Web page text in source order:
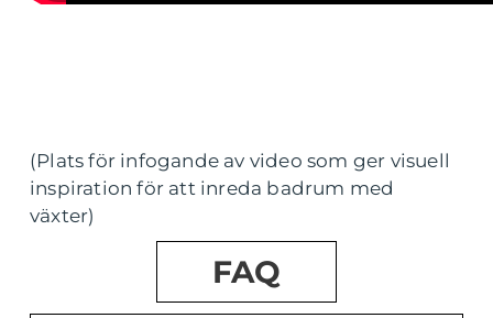
(Plats för infogande av video som ger visuell
inspiration för att inreda badrum med
växter)
FAQ